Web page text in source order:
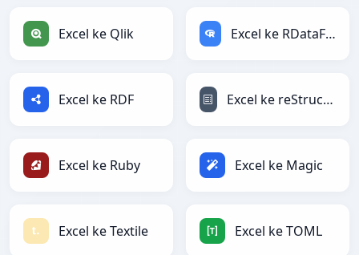
Excel ke Qlik Excel ke RDataFrame
Excel ke RDF Excel ke reStructuredText
Excel ke Ruby Excel ke Magic
Excel ke Textile Excel ke TOML